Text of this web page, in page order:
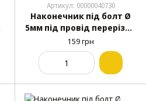
Артикул: 00000040730
Наконечник під болт Ø
5мм під провід перерізом
4 (50шт) Туреччина
TT1407.1
159 грн